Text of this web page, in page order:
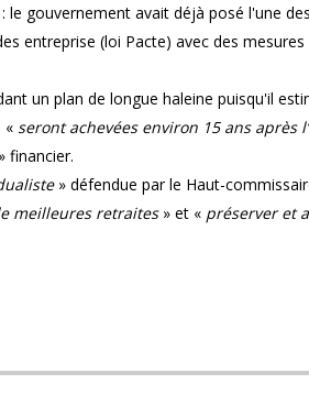
le gouvernement avait déjà posé l'une
entreprise (loi Pacte) avec des
un plan de longue haleine puisqu'il
« seront achevées environ 15 ans après
» financier.
» défendue par le Haut-
meilleures retraites » et « préserver et